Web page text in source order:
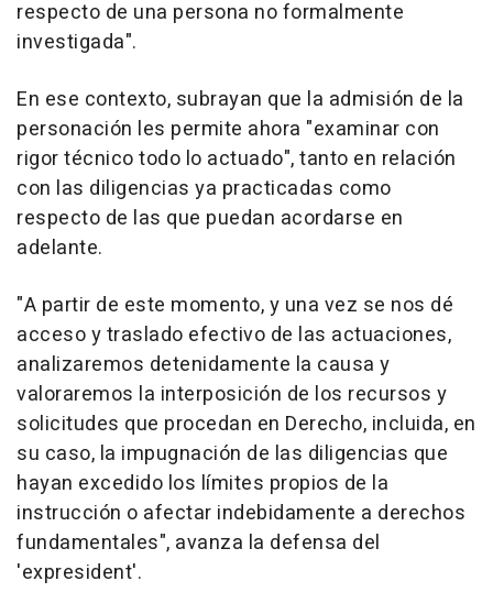
respecto de una persona no formalmente
investigada".
En ese contexto, subrayan que la admisión de la
personación les permite ahora "examinar con
rigor técnico todo lo actuado", tanto en relación
con las diligencias ya practicadas como
respecto de las que puedan acordarse en
adelante.
"A partir de este momento, y una vez se nos dé
acceso y traslado efectivo de las actuaciones,
analizaremos detenidamente la causa y
valoraremos la interposición de los recursos y
solicitudes que procedan en Derecho, incluida, en
su caso, la impugnación de las diligencias que
hayan excedido los límites propios de la
instrucción o afectar indebidamente a derechos
fundamentales", avanza la defensa del
'expresident'.